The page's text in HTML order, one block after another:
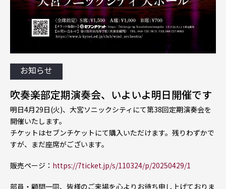
お知らせ
吹奏楽部定期演奏会、いよいよ明日開催です
明日4月29日(火)、大宮ソニックシティにて第38回定期演奏会を
開催いたします。
チケットはセブンチケットにて購入いただけます。残りわずかで
すが、まだ座席がございます。
販売ページ： https://7ticket.jp/s/110324/p/20250429/1
部員・顧問一同、皆様のご来場を心よりお待ち申し上げておりま